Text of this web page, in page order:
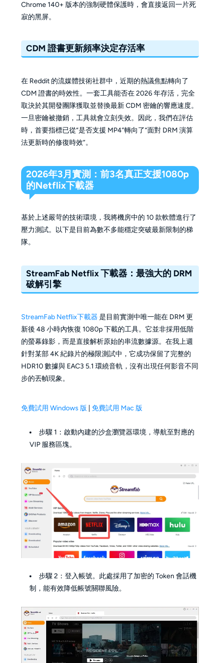
Chrome 140+ 版本的強制硬體保護時，會直接返回一片死
寂的黑屏。
CDM 證書更新頻率決定存活率
在 Reddit 的流媒體技術社群中，近期的熱議焦點轉向了
CDM 證書的時效性。一套工具能否在 2026 年存活，完全
取決於其開發團隊獲取並替換最新 CDM 密鑰的響應速度。
一旦密鑰被撤銷，工具就會立刻失效。因此，我們在評估
時，首要指標已從“是否支援 MP4”轉向了“面對 DRM 演算
法更新時的修復時效”。
2026年3月實測：前3名真正支援1080p
的Netflix下載器
基於上述嚴苛的技術環境，我將機房中的 10 款軟體進行了
壓力測試。以下是目前為數不多能穩定突破最新限制的梯
隊。
StreamFab Netflix 下載器：最強大的 DRM
破解引擎
StreamFab Netflix下載器 是目前實測中唯一能在 DRM 更
新後 48 小時內恢復 1080p 下載的工具。它並非採用低階
的螢幕錄影，而是直接解析原始的串流數據源。在我上週
針對某部 4K 紀錄片的極限測試中，它成功保留了完整的
HDR10 數據與 EAC3 5.1 環繞音軌，沒有出現任何影音不同
步的丟幀現象。
免費試用 Windows 版 免費試用 Mac 版
步驟 1：啟動內建的沙盒瀏覽器環境，導航至對應的
VIP 服務區塊。
步驟 2：登入帳號。此處採用了加密的 Token 會話機
制，能有效降低帳號關聯風險。